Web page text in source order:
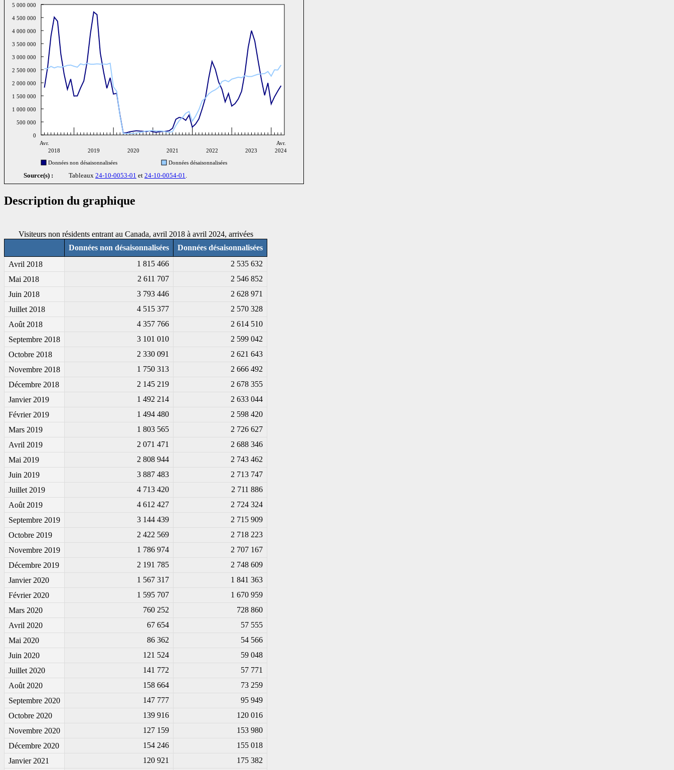
0
500 000
1 000 000
1 500 000
2 000 000
2 500 000
3 000 000
3 500 000
4 000 000
4 500 000
5 000 000
Avr.
2018
2019 2020 2021 2022 2023
Avr.
2024
Données non désaisonnalisées Données désaisonnalisées
Source(s) : Tableaux 24-10-0053-01 et 24-10-0054-01.
Description du graphique
Visiteurs non résidents entrant au Canada, avril 2018 à avril 2024, arrivées
Données non désaisonnalisées
Données désaisonnalisées
Avril 2018
1 815 466
2 535 632
Mai 2018
2 611 707
2 546 852
Juin 2018
3 793 446
2 628 971
Juillet 2018
4 515 377
2 570 328
Août 2018
4 357 766
2 614 510
Septembre 2018
3 101 010
2 599 042
Octobre 2018
2 330 091
2 621 643
Novembre 2018
1 750 313
2 666 492
Décembre 2018
2 145 219
2 678 355
Janvier 2019
1 492 214
2 633 044
Février 2019
1 494 480
2 598 420
Mars 2019
1 803 565
2 726 627
Avril 2019
2 071 471
2 688 346
Mai 2019
2 808 944
2 743 462
Juin 2019
3 887 483
2 713 747
Juillet 2019
4 713 420
2 711 886
Août 2019
4 612 427
2 724 324
Septembre 2019
3 144 439
2 715 909
Octobre 2019
2 422 569
2 718 223
Novembre 2019
1 786 974
2 707 167
Décembre 2019
2 191 785
2 748 609
Janvier 2020
1 567 317
1 841 363
Février 2020
1 595 707
1 670 959
Mars 2020
760 252
728 860
Avril 2020
67 654
57 555
Mai 2020
86 362
54 566
Juin 2020
121 524
59 048
Juillet 2020
141 772
57 771
Août 2020
158 664
73 259
Septembre 2020
147 777
95 949
Octobre 2020
139 916
120 016
Novembre 2020
127 159
153 980
Décembre 2020
154 246
155 018
Janvier 2021
120 921
175 382